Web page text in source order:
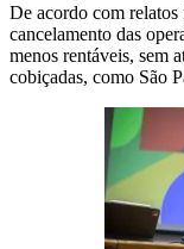
De acordo com relatos
cancelamento das
menos rentáveis, sem
cobiçadas, como São